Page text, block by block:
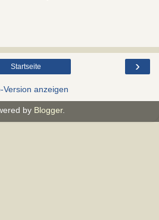
›
Startseite
Version anzeigen
by Blogger.